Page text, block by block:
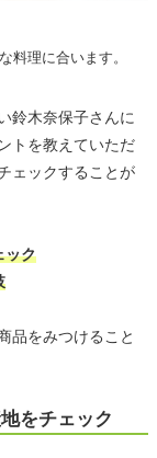
料理に合います。
鈴木奈保子さんに
トを教えていただ
ェックすることが
ック
品をみつけること
をチェック